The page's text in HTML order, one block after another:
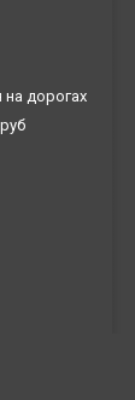
дорогах